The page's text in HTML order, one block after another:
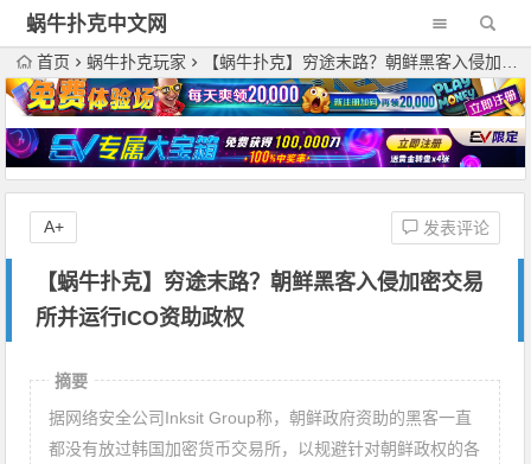
蜗牛扑克中文网
首页 蜗牛扑克玩家 【蜗牛扑克】穷途末路？朝鲜黑客入侵加密交易所并运行ICO资助政权
【蜗牛扑克】穷途末路？朝鲜黑客入侵加密交易
所并运行ICO资助政权
发表评论
A+
摘要
据网络安全公司Inksit Group称，朝鲜政府资助的黑客一直
都没有放过韩国加密货币交易所，以规避针对朝鲜政权的各